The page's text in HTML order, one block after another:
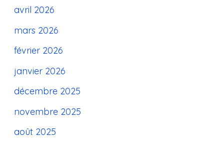
avril 2026
mars 2026
février 2026
janvier 2026
décembre 2025
novembre 2025
août 2025